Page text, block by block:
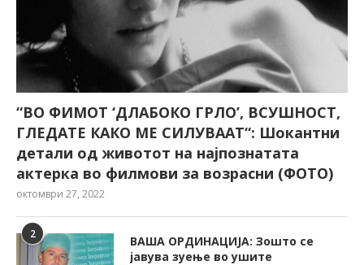
“ВО ФИМОТ ‘ДЛАБОКО ГРЛО’, ВСУШНОСТ,
ГЛЕДАТЕ КАКО МЕ СИЛУВААТ“: Шокантни
детали од животот на најпознатата
актерка во филмови за возрасни (ФОТО)
октомври 27, 2022
2
ВАША ОРДИНАЦИЈА: Зошто се
јавува зуење во ушите